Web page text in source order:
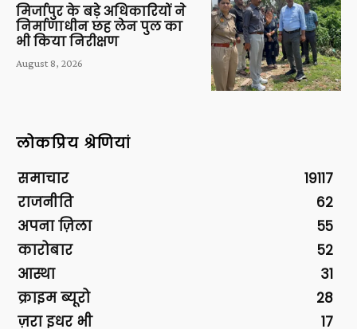
मिर्जापुर के बड़े अधिकारियों ने
निर्माणाधीन छह लेन पुल का
भी किया निरीक्षण
August 8, 2026
लोकप्रिय श्रेणियां
समाचार
19117
राजनीति
62
अपना ज़िला
55
कारोबार
52
आस्था
31
क्राइम ब्यूरो
28
ज़रा इधर भी
17